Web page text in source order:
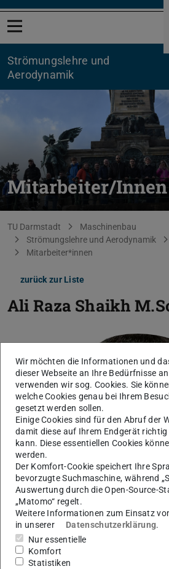
Menü öffnen
Strömungslehre und
Aerodynamik
Mitarbeiter/Innen
Sie befinden sich hier:
TU Darmstadt
Maschinenbau
Strömungslehre und Aerodynamik
Mitarbeiter*innen
zurück zur Liste
Ali Raza Shaikh
Wir möchten die Informationen und
dieser Webseite an Ihre Bedürfnisse
verwenden wir sog. Cookies. Sie
welche Cookies genau bei Ihrem
gesetzt werden sollen.
Einige Cookies sind für den Abruf der
damit diese auf Ihrem Endgerät richtig
kann. Diese essentiellen Cookies
werden.
Der Komfort-Cookie speichert Ihre
bevorzugte Suchmaschine, während
Auswertung durch die Open-Source-
„Matomo“ regelt.
Weitere Informationen zum Einsatz
in unserer
Datenschutzerklärung.
Nur essentielle
Komfort
Statistiken